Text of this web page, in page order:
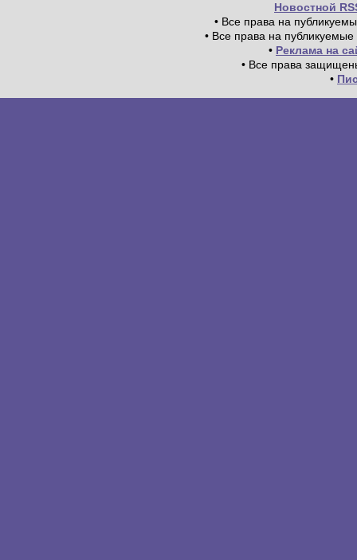
Новостной
• Все права на
• Все права на
• Реклама на
• Все права
•